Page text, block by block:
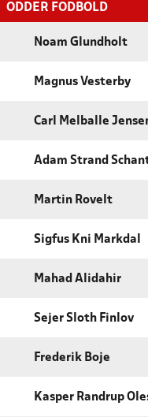
ODDER FODBOLD
Noam Glundholt
Magnus Vesterby
Carl Melballe
Adam Strand
Martin Rovelt
Sigfus Kni Markdal
Mahad Alidahir
Sejer Sloth Finlov
Frederik Boje
Kasper Randrup